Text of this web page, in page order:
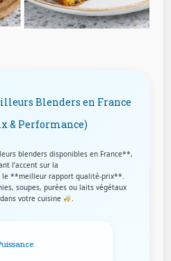
Blenders en France
& Performance)
blenders disponibles en France**,
l’accent sur la
**meilleur rapport qualité-prix**.
soupes, purées ou laits végétaux
votre cuisine